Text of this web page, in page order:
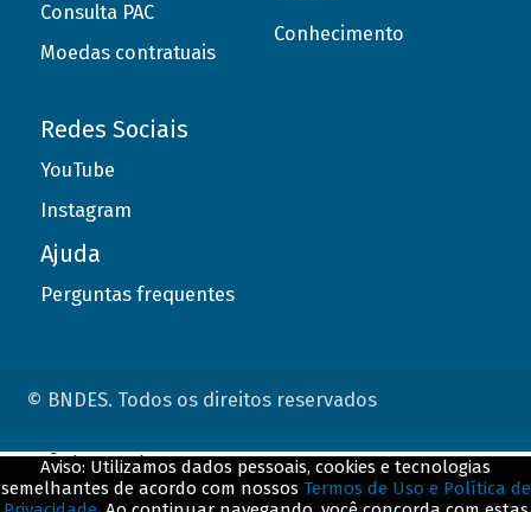
Consulta PAC
Moedas contratuais
Conhecimento
Redes Sociais
YouTube
Instagram
Ajuda
Perguntas frequentes
© BNDES. Todos os direitos reservados
Aviso: Utilizamos dados pessoais, cookies e tecnologias
semelhantes de acordo com nossos Termos de Uso e Política de
ConteÃºdo complementar
${title}${badge}